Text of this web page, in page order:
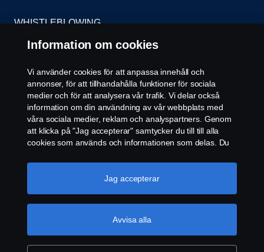
WHISTLEBLOWING
KONTAKT
ÅTERFÖRSÄLJARE
COOKIE POLICY
COOKIE-INSTÄLLNINGAR
© Copyright Scania 2026. Scania Sverige AB, Box
900, 127 29 Stockholm, Telefon: 010-706 60 00
Information om cookies
Vi använder cookies för att anpassa innehåll och
annonser, för att tillhandahålla funktioner för sociala
medier och för att analysera vår trafik. Vi delar också
information om din användning av vår webbplats med
våra sociala medier, reklam och analyspartners. Genom
att klicka på "Jag accepterar" samtycker du till till alla
cookies som används och informationen som delas. Du
"Cookie-inställningar" och välja de kategorier du vill
acceptera. För en mer detaljerad förklaring av hur vi
Avvisa alla
Jag accepterar